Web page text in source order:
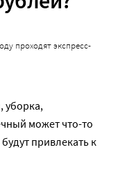
проходят экспресс-
уборка,
может что-то
привлекать к